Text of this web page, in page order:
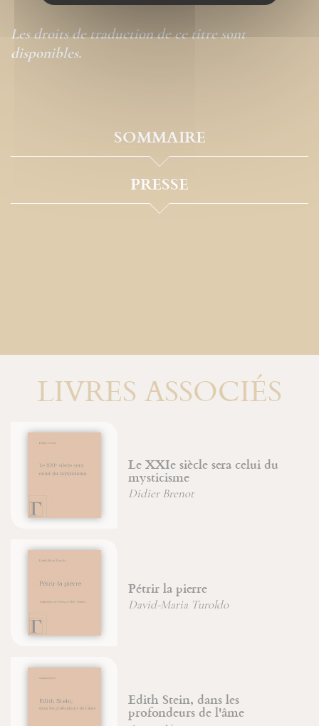
Les droits de traduction de ce titre sont
disponibles.
SOMMAIRE
PRESSE
LIVRES ASSOCIÉS
Le XXIe siècle sera celui du
mysticisme
Pétrir la pierre
David-Maria Turoldo
Edith Stein, dans les
profondeurs de l'âme